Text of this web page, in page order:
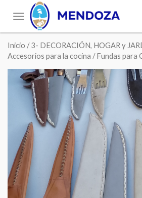
Toggle
navigation
Inicio /3- DECORACIÓN, HOGAR y
Accesorios para la cocina / Fundas para